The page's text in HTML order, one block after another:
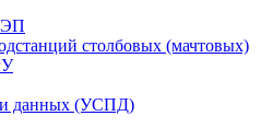
столбовых (мачтовых)
данных (УСПД)